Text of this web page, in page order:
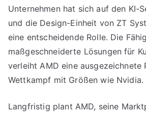
Unternehmen hat sich auf den KI-
und die Design-Einheit von ZT
eine entscheidende Rolle. Die
maßgeschneiderte Lösungen für
verleiht AMD eine ausgezeichnete
Wettkampf mit Größen wie Nvidia.
Langfristig plant AMD, seine